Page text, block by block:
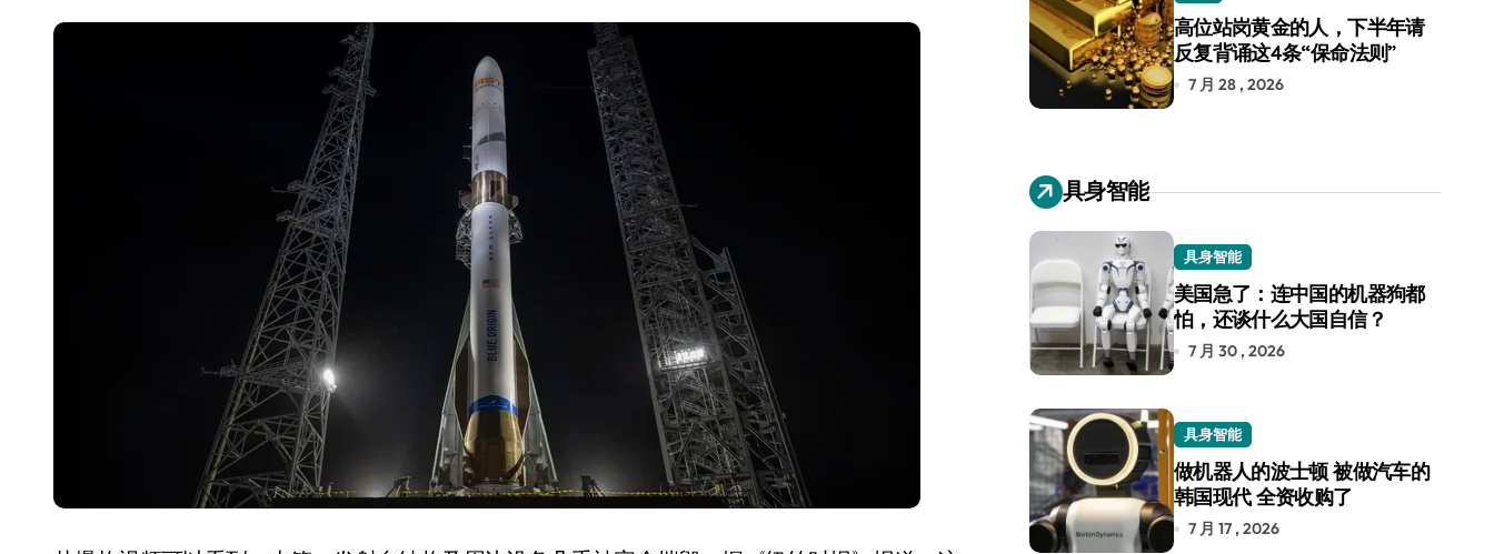
小米涨价！K90跳上3099，小米17标准版逼近4800
长鑫上市只是开胃菜：合肥正在下一盘你看不懂的大棋
耳机低音像白开水？90%的人第一步就做错了
复古玩家狂喜：Anbernic第三次复刻GBA SP，情怀拉满
Xbox 360 游戏终于要登 PC，光盘党也能“以盘换数”了？
AirTag 新版到底香不香？一篇帮你避坑+种草
苹果三星偷偷在用的“无感切换”，索尼Bose却学不会？一文讲透
Apple Watch 表盘还能这么玩？保姆级教程，有手就会！
追觅清洁电器全球累计出货量破4000万台，技术创新驱动多品类增长
高位站岗黄金的人，下半年请
反复背诵这4条“保命法则”
7 月 28 , 2026
具身智能
具身智能
美国急了：连中国的机器狗都
怕，还谈什么大国自信？
7 月 30 , 2026
具身智能
做机器人的波士顿 被做汽车的
韩国现代 全资收购了
7 月 17 , 2026